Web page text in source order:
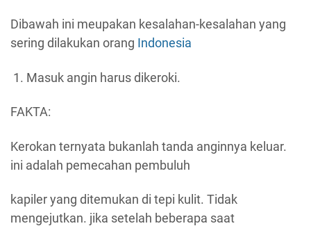
Dibawah ini meupakan kesalahan-kesalahan yang
sering dilakukan orang Indonesia
Masuk angin harus dikeroki.
FAKTA:
Kerokan ternyata bukanlah tanda anginnya keluar.
ini adalah pemecahan pembuluh
kapiler yang ditemukan di tepi kulit. Tidak
mengejutkan. jika setelah beberapa saat